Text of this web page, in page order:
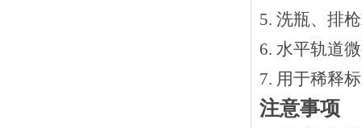
5. 洗瓶、排
6. 水平轨道
7. 用于稀释
注意事项